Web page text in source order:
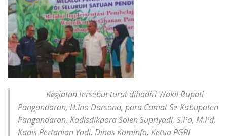
Kegiatan tersebut turut dihadiri Wakil Bupati
Pangandaran, H.Ino Darsono, para Camat Se-Kabupaten
Pangandaran, Kadisdikpora Soleh Supriyadi, S.Pd, M.Pd,
Kadis Pertanian Yadi, Dinas Kominfo, Ketua PGRI